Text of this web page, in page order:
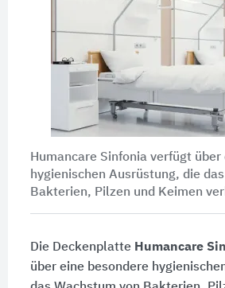
Humancare Sinfonia verfügt
hygienischen Ausrüstung, die
Bakterien, Pilzen und Keimen
Die Deckenplatte Humancare
über eine besondere